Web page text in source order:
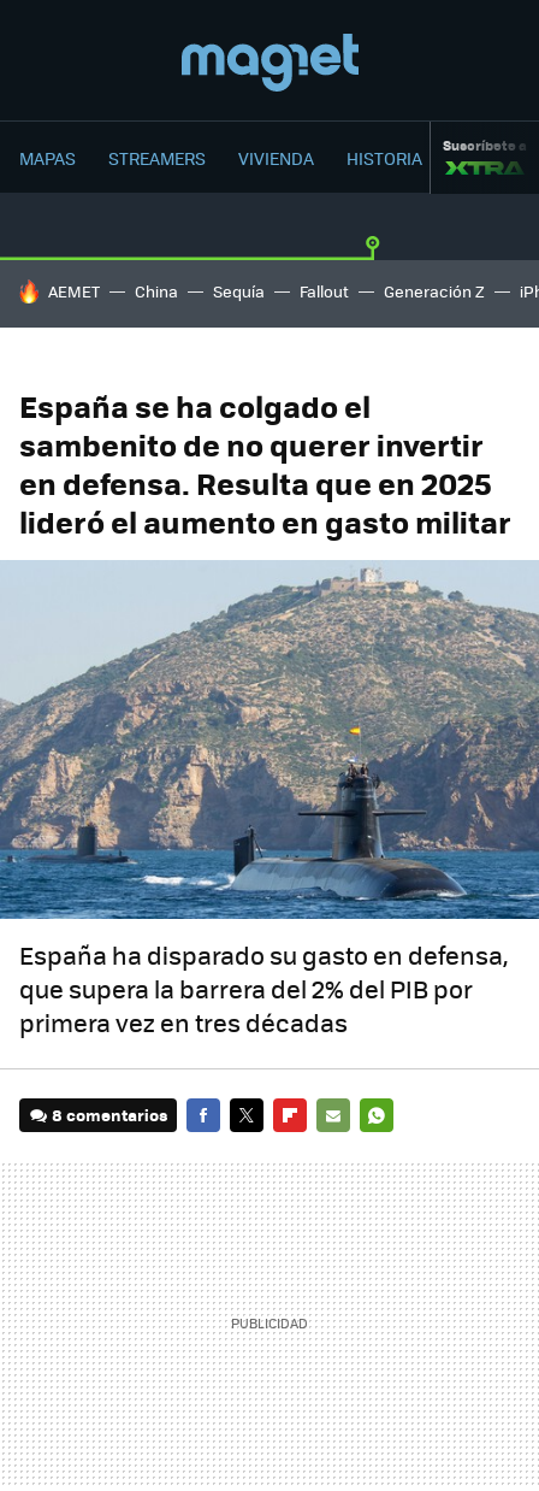
MAPAS STREAMERS VIVIENDA HISTORIA Suscríbete a
HOY SE HABLA DE
AEMET China Sequía Fallout Generación Z
España se ha colgado el
sambenito de no querer invertir
en defensa. Resulta que en 2025
lideró el aumento en gasto militar
España ha disparado su gasto en defensa,
que supera la barrera del 2% del PIB por
primera vez en tres décadas
8 comentarios
MAIL